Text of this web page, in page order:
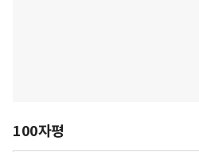
100자평